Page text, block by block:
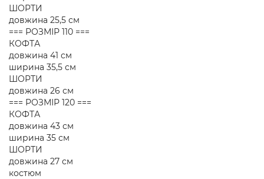
ШОРТИ
довжина 25,5 см
=== РОЗМІР 110 ===
КОФТА
довжина 41 см
ширина 35,5 см
ШОРТИ
довжина 26 см
=== РОЗМІР 120 ===
КОФТА
довжина 43 см
ширина 35 см
ШОРТИ
довжина 27 см
костюм